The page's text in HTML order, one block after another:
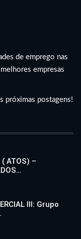
de emprego nas
empresas
próximas postagens!
( ATOS) –
III: Grupo